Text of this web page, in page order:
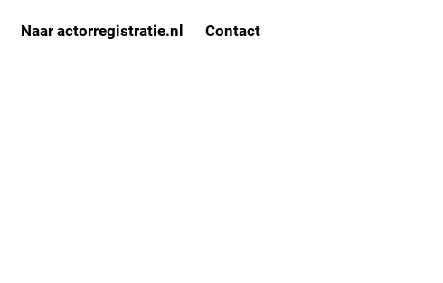
Naar actorregistratie.nl Contact